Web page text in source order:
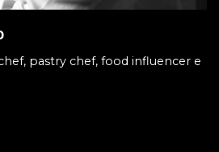
pastry chef, food influencer e